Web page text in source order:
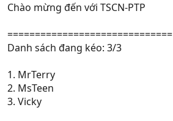
Chào mừng đến với TSCN-PTP
==============================
Danh sách đang kéo: 3/3
1. MrTerry
2. MsTeen
3. Vicky